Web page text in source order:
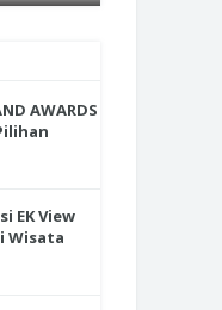
AWARDS
EK View
Wisata